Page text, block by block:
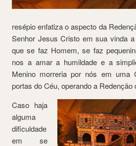
resépio enfatiza o aspecto da
Senhor Jesus Cristo em sua vinda
que se faz Homem, se faz
nos a amar a humildade e a
Menino morreria por nós em uma
portas do Céu, operando a Redenção
Caso haja
alguma
dificuldade
em se